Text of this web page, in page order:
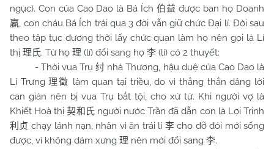
ngục). Con của Cao Dao là Bá Ích 伯益 được ban họ Doanh
嬴, con cháu Bá Ích trải qua 3 đời vẫn giữ chức Đại lí. Đời sau
theo tập tục đương thời lấy chức quan làm họ nên gọi là Lí
thị 理氏. Từ họ 理 (lí) đổi sang họ 李 (lí) có 2 thuyết:
- Thời vua Trụ纣 nhà Thương, hậu duệ của Cao Dao là
Lí Trưng理徵 làm quan tại triều, do vì thẳng thắn dâng lời
can gián nên bị vua Trụ bắt tội, cho xử tử. Khi người vợ là
Khiết Hoà thị契和氏người nước Trần đã dẫn con là Lợi Trinh
利贞 chạy lánh nạn, nhân vì ăn trái lí 李cho đỡ đói mới sống
được, vì không dám xưng 理 nên mới đổi sang 李.